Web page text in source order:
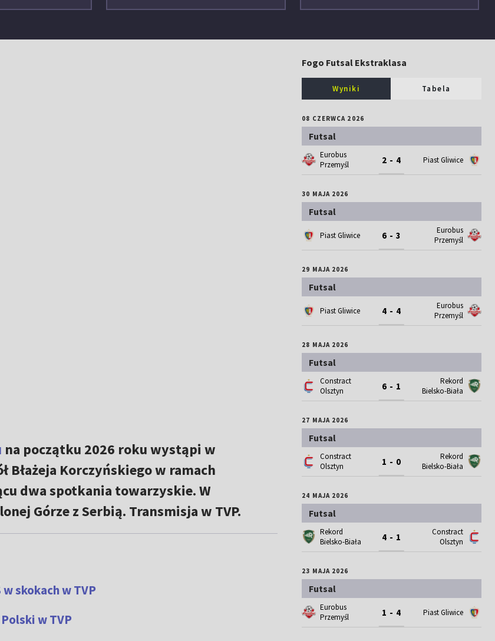
na początku 2026 roku wystąpi w
Błażeja Korczyńskiego w ramach
dwa spotkania towarzyskie. W
Górze z Serbią. Transmisja w TVP.
skokach w TVP
w TVP
Fogo Futsal Ekstraklasa
Wyniki Tabela
08 CZERWCA 2026
Futsal
Eurobus
Przemyśl
2 - 4 Piast Gliwice
30 MAJA 2026
Futsal
Piast Gliwice 6 - 3
Eurobus
Przemyśl
29 MAJA 2026
Futsal
Piast Gliwice 4 - 4
Eurobus
Przemyśl
28 MAJA 2026
Futsal
Constract
Olsztyn
6 - 1
Rekord
Bielsko-Biała
27 MAJA 2026
Futsal
Constract
Olsztyn
1 - 0
Rekord
Bielsko-Biała
24 MAJA 2026
Futsal
Rekord
Bielsko-Biała
4 - 1
Constract
Olsztyn
23 MAJA 2026
Futsal
Eurobus
Przemyśl
1 - 4 Piast Gliwice